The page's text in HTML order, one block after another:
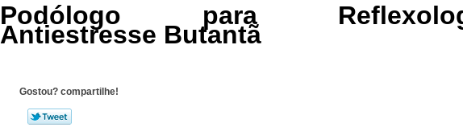
Podólogo para
Antiestresse Butantã
Gostou? compartilhe!